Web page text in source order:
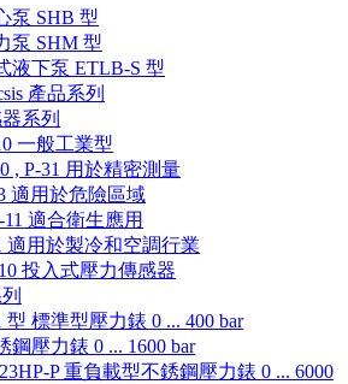
泵 SHB 型
泵 SHM 型
液下泵 ETLB-S 型
產品系列
系列
一般工業型
, P-31 用於精密測量
適用於危險區域
11 適合衛生應用
適用於製冷和空調行業
投入式壓力傳感器
型 標準型壓力錶 0 ... 400 bar
鋼壓力錶 0 ... 1600 bar
P 重負載型不銹鋼壓力錶 0 ... 6000